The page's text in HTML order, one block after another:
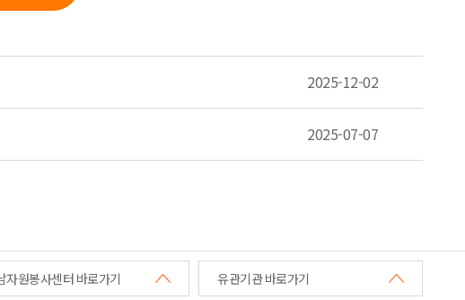
2025-12-02
2025-07-07
자원봉사센터 바로가기 유관기관 바로가기